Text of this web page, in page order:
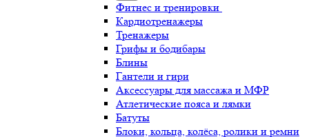
Фитнес и тренировки
Кардиотренажеры
Тренажеры
Грифы и бодибары
Блины
Гантели и гири
Аксессуары для массажа и МФР
Атлетические пояса и лямки
Батуты
Блоки, кольца, колёса, ролики и ремни